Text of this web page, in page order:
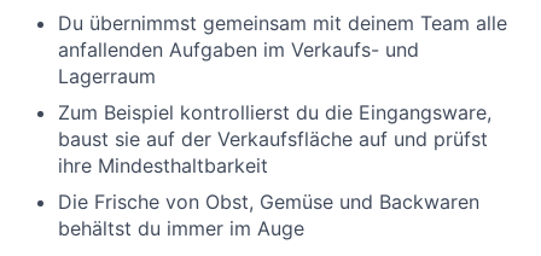
Du übernimmst gemeinsam mit deinem Team alle
anfallenden Aufgaben im Verkaufs- und
Lagerraum
Zum Beispiel kontrollierst du die Eingangsware,
baust sie auf der Verkaufsfläche auf und prüfst
ihre Mindesthaltbarkeit
Die Frische von Obst, Gemüse und Backwaren
behältst du immer im Auge